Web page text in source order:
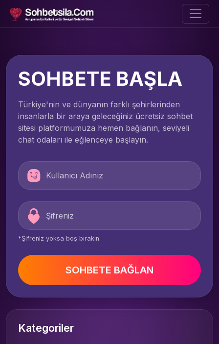
SOHBETE BAŞLA
Türkiye'nin ve dünyanın farklı şehirlerinden
insanlarla bir araya geleceğiniz ücretsiz sohbet
sitesi platformumuza hemen bağlanın, seviyeli
chat odaları ile eğlenceye başlayın.
*Şifreniz yoksa boş bırakın.
SOHBETE BAĞLAN
Kategoriler